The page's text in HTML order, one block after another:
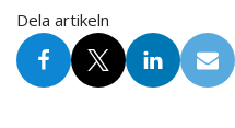
Dela artikeln